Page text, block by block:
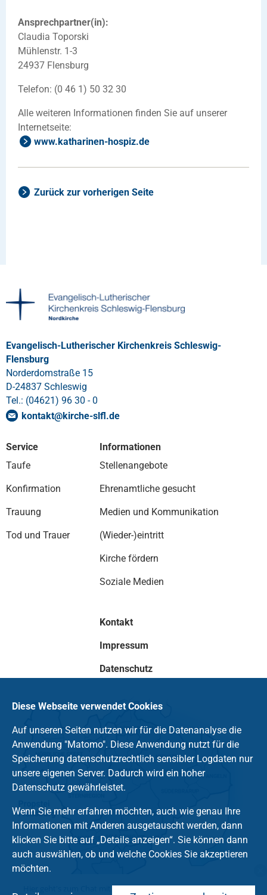
Ansprechpartner(in):
Claudia Toporski
Mühlenstr. 1-3
24937 Flensburg
Telefon: (0 46 1) 50 32 30
Alle weiteren Informationen finden Sie auf unserer
Internetseite:
www.katharinen-hospiz.de
Zurück zur vorherigen Seite
Evangelisch-Lutherischer Kirchenkreis Schleswig-
Flensburg
Norderdomstraße 15
D-24837 Schleswig
Tel.: (04621) 96 30 - 0
kontakt@kirche-slfl.de
Service
Taufe
Konfirmation
Trauung
Tod und Trauer
Informationen
Stellenangebote
Ehrenamtliche gesucht
Medien und Kommunikation
(Wieder-)eintritt
Kirche fördern
Soziale Medien
Kontakt
Impressum
Datenschutz
Diese Webseite verwendet Cookies
Auf unseren Seiten nutzen wir für die Datenanalyse die
Anwendung "Matomo". Diese Anwendung nutzt für die
Speicherung datenschutzrechtlich sensibler Logdaten nur
unsere eigenen Server. Dadurch wird ein hoher
Datenschutz gewährleistet.
Wenn Sie mehr erfahren möchten, auch wie genau Ihre
Informationen mit Anderen ausgetauscht werden, dann
klicken Sie bitte auf „Details anzeigen“. Sie können dann
auch auswählen, ob und welche Cookies Sie akzeptieren
möchten.
Hier geht's zum Chat mit dem Team des Kirchenkreises